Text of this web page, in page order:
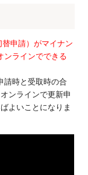
申請）がマイナン
ンラインでできる
請時と受取時の合
ンラインで更新申
よいことになりま